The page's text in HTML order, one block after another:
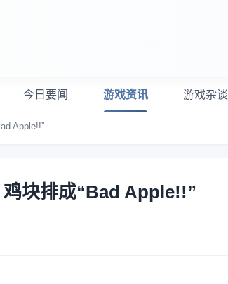
今日要闻 游戏资讯 游戏杂谈
Apple!!”
块排成“Bad Apple!!”